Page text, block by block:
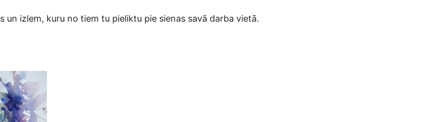
un izlem, kuru no tiem tu pieliktu pie sienas savā darba vietā.